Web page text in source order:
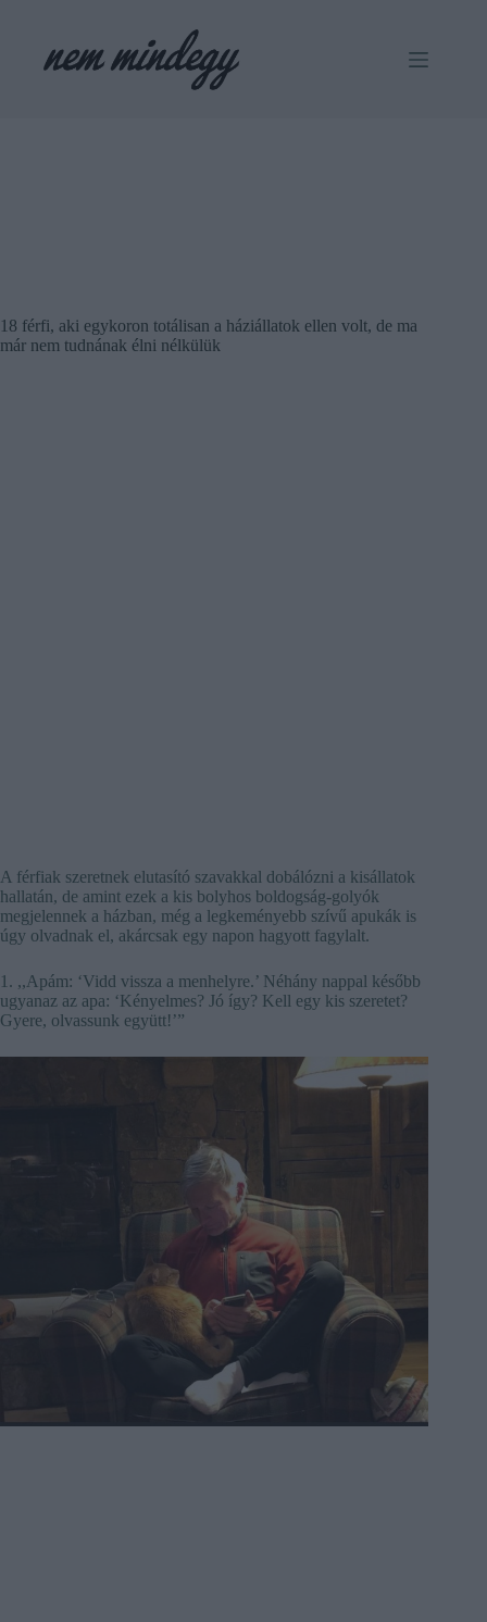
18 férfi, aki egykoron totálisan a háziállatok ellen volt, de ma
már nem tudnának élni nélkülük
A férfiak szeretnek elutasító szavakkal dobálózni a kisállatok
hallatán, de amint ezek a kis bolyhos boldogság-golyók
megjelennek a házban, még a legkeményebb szívű apukák is
úgy olvadnak el, akárcsak egy napon hagyott fagylalt.
1. ,,Apám: ‘Vidd vissza a menhelyre.’ Néhány nappal később
ugyanaz az apa: ‘Kényelmes? Jó így? Kell egy kis szeretet?
Gyere, olvassunk együtt!’”